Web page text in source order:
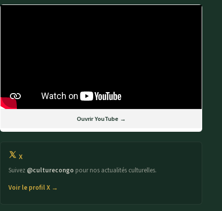
Ouvrir YouTube →
X
Suivez @culturecongo pour nos actualités culturelles.
Voir le profil X →